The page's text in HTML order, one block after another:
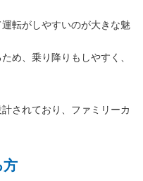
転がしやすいのが大きな魅
め、乗り降りもしやすく、
されており、ファミリーカ
方